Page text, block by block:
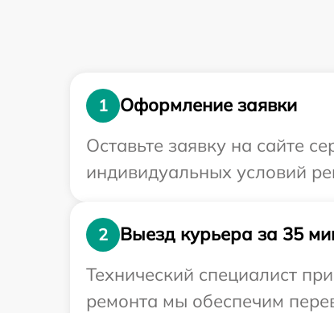
1
Оформление заявки
Оставьте заявку на сайте
индивидуальных условий
2
Выезд курьера за 35
Технический специалист
ремонта мы обеспечим